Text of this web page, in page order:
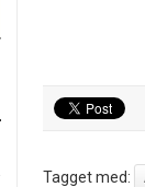
Tagget med: